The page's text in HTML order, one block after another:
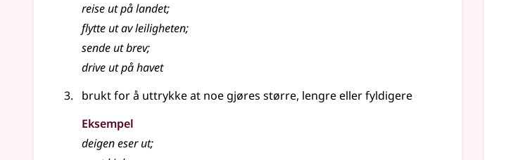
reise ut på landet;
flytte ut av leiligheten;
sende ut brev;
drive ut på havet
brukt for å uttrykke at noe gjøres større, lengre eller fyldigere
Eksempel
deigen eser ut;